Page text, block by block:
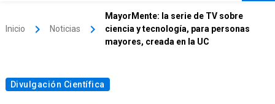
Inicio keyboard_arrow_right Noticias keyboard_arrow_right
MayorMente: la serie de TV sobre
ciencia y tecnología, para personas
mayores, creada en la UC
Divulgación Científica